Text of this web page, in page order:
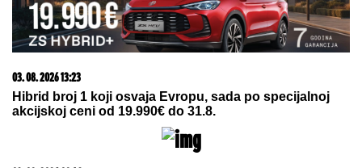
„ARISTOKRATSKO STOPALO" Olivere Katarine:
Vatreni koncerti u pariskoj "Olimpiji"